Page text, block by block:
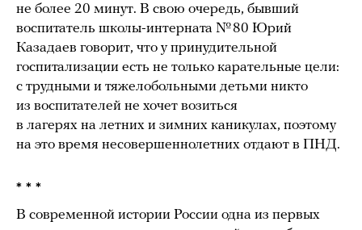
не более 20 минут. В свою очередь, бывший
воспитатель школы-интерната № 80 Юрий
Казадаев говорит, что у принудительной
госпитализации есть не только карательные цели:
с трудными и тяжелобольными детьми никто
из воспитателей не хочет возиться
в лагерях на летних и зимних каникулах, поэтому
на это время несовершеннолетних отдают в ПНД.
* * *
В современной истории России одна из первых